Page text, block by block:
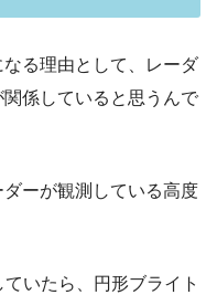
る理由として、レーダ
係していると思うんで
ーが観測している高度
いたら、円形ブライト